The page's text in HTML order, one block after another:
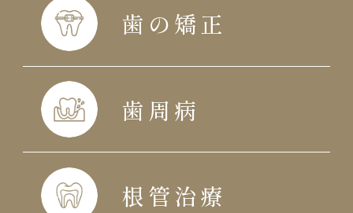
歯の矯正
歯周病
根管治療